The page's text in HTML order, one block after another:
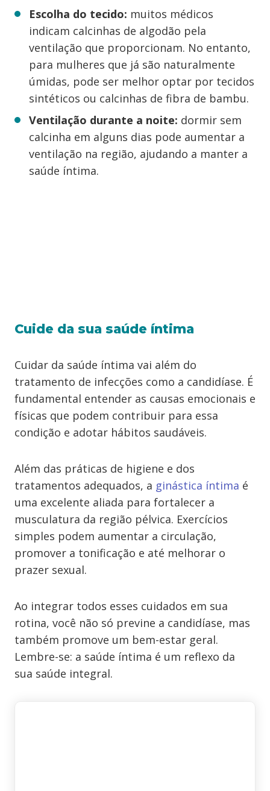
Escolha do tecido: muitos médicos
indicam calcinhas de algodão pela
ventilação que proporcionam. No entanto,
para mulheres que já são naturalmente
úmidas, pode ser melhor optar por tecidos
sintéticos ou calcinhas de fibra de bambu.
Ventilação durante a noite: dormir sem
calcinha em alguns dias pode aumentar a
ventilação na região, ajudando a manter a
saúde íntima.
Cuide da sua saúde íntima
Cuidar da saúde íntima vai além do
tratamento de infecções como a candidíase. É
fundamental entender as causas emocionais e
físicas que podem contribuir para essa
condição e adotar hábitos saudáveis.
Além das práticas de higiene e dos
tratamentos adequados, a ginástica íntima é
uma excelente aliada para fortalecer a
musculatura da região pélvica. Exercícios
simples podem aumentar a circulação,
promover a tonificação e até melhorar o
prazer sexual.
Ao integrar todos esses cuidados em sua
rotina, você não só previne a candidíase, mas
também promove um bem-estar geral.
Lembre-se: a saúde íntima é um reflexo da
sua saúde integral.